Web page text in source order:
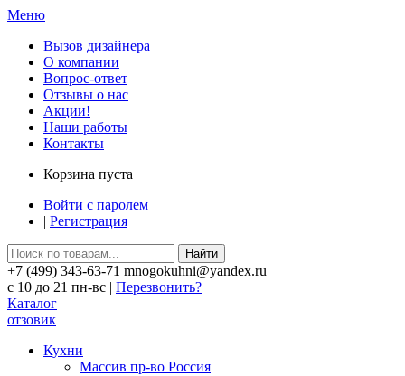
Меню
Вызов дизайнера
О компании
Вопрос-ответ
Отзывы о нас
Акции!
Наши работы
Контакты
Корзина пуста
Войти с паролем
| Регистрация
Найти
+7 (499) 343-63-71 mnogokuhni@yandex.ru
c 10 до 21 пн-вс | Перезвонить?
Каталог
отзовик
Кухни
Массив пр-во Россия